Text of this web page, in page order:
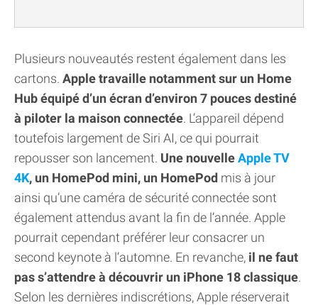
Plusieurs nouveautés restent également dans les
cartons. Apple travaille notamment sur un Home
Hub équipé d’un écran d’environ 7 pouces destiné
à piloter la maison connectée. L’appareil dépend
toutefois largement de Siri AI, ce qui pourrait
repousser son lancement. Une nouvelleApple TV
4K, un HomePod mini, un HomePod mis à jour
ainsi qu’une caméra de sécurité connectée sont
également attendus avant la fin de l’année. Apple
pourrait cependant préférer leur consacrer un
second keynote à l’automne. En revanche, il ne faut
pas s’attendre à découvrir un iPhone 18 classique.
Selon les dernières indiscrétions, Apple réserverait